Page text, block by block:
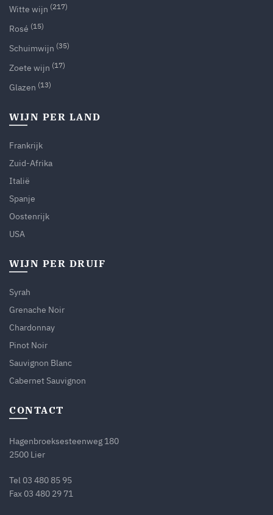
Witte wijn (217)
Rosé (15)
Schuimwijn (35)
Zoete wijn (17)
Glazen (13)
WIJN PER LAND
Frankrijk
Zuid-Afrika
Italië
Spanje
Oostenrijk
USA
WIJN PER DRUIF
Syrah
Grenache Noir
Chardonnay
Pinot Noir
Sauvignon Blanc
Cabernet Sauvignon
CONTACT
Hagenbroeksesteenweg 180
2500 Lier
Tel 03 480 85 95
Fax 03 480 29 71